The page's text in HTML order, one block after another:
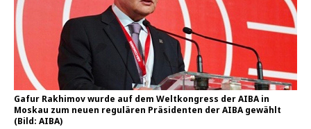
Gafur Rakhimov wurde auf dem Weltkongress der AIBA in
Moskau zum neuen regulären Präsidenten der AIBA gewählt
(Bild: AIBA)